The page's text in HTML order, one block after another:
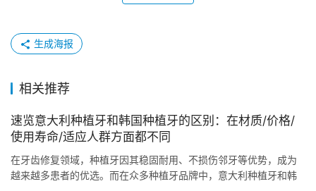
生成海报
相关推荐
速览意大利种植牙和韩国种植牙的区别：在材质/价格/
使用寿命/适应人群方面都不同
在牙齿修复领域，种植牙因其稳固耐用、不损伤邻牙等优势，成为
越来越多患者的优选。而在众多种植牙品牌中，意大利种植牙和韩